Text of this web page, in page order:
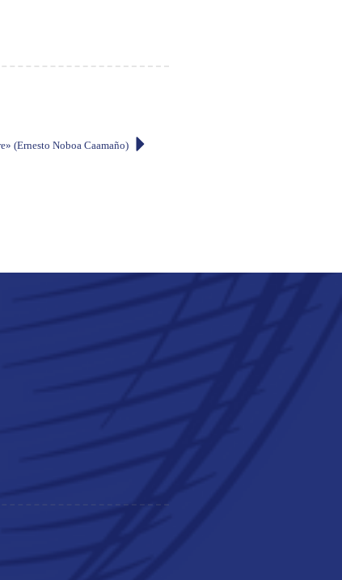
(Ernesto Noboa Caamaño)